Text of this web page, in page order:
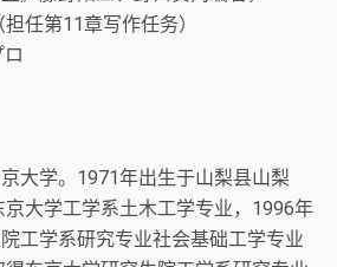
任第11章写作任务）
大学。1971年出生于山梨县山梨
大学工学系土木工学专业，1996年
工学系研究专业社会基础工学专业